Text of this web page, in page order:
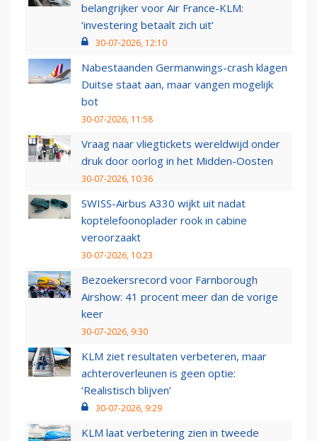
belangrijker voor Air France-KLM:
‘investering betaalt zich uit’
30-07-2026, 12:10
Nabestaanden Germanwings-crash klagen
Duitse staat aan, maar vangen mogelijk
bot
30-07-2026, 11:58
Vraag naar vliegtickets wereldwijd onder
druk door oorlog in het Midden-Oosten
30-07-2026, 10:36
SWISS-Airbus A330 wijkt uit nadat
koptelefoonoplader rook in cabine
veroorzaakt
30-07-2026, 10:23
Bezoekersrecord voor Farnborough
Airshow: 41 procent meer dan de vorige
keer
30-07-2026, 9:30
KLM ziet resultaten verbeteren, maar
achteroverleunen is geen optie:
‘Realistisch blijven’
30-07-2026, 9:29
KLM laat verbetering zien in tweede